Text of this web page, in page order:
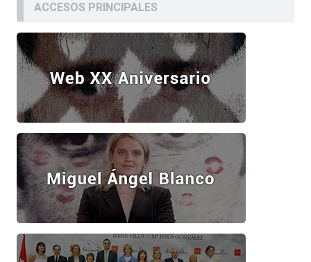
ACCESOS PRINCIPALES